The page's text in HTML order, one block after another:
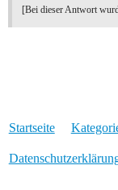
[Bei dieser Antwort
Startseite